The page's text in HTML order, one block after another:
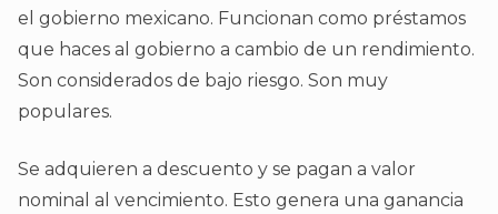
el gobierno mexicano. Funcionan como préstamos
que haces al gobierno a cambio de un rendimiento.
Son considerados de bajo riesgo. Son muy
populares.
Se adquieren a descuento y se pagan a valor
nominal al vencimiento. Esto genera una ganancia